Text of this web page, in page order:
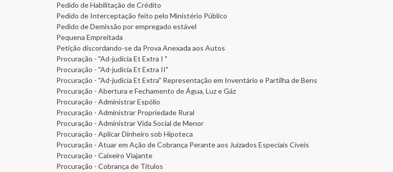
Pedido de Habilitação de Crédito
Pedido de Interceptação feito pelo Ministério Público
Pedido de Demissão por empregado estável
Pequena Empreitada
Petição discordando-se da Prova Anexada aos Autos
Procuração - "Ad-judicia Et Extra I "
Procuração - "Ad-judicia Et Extra II"
Procuração - "Ad-judicia Et Extra" Representação em Inventário e Partilha de Bens
Procuração - Abertura e Fechamento de Água, Luz e Gáz
Procuração - Administrar Espólio
Procuração - Administrar Propriedade Rural
Procuração - Administrar Vida Social de Menor
Procuração - Aplicar Dinheiro sob Hipoteca
Procuração - Atuar em Ação de Cobrança Perante aos Juizados Especiais Cíveis
Procuração - Caixeiro Viajante
Procuração - Cobrança de Títulos